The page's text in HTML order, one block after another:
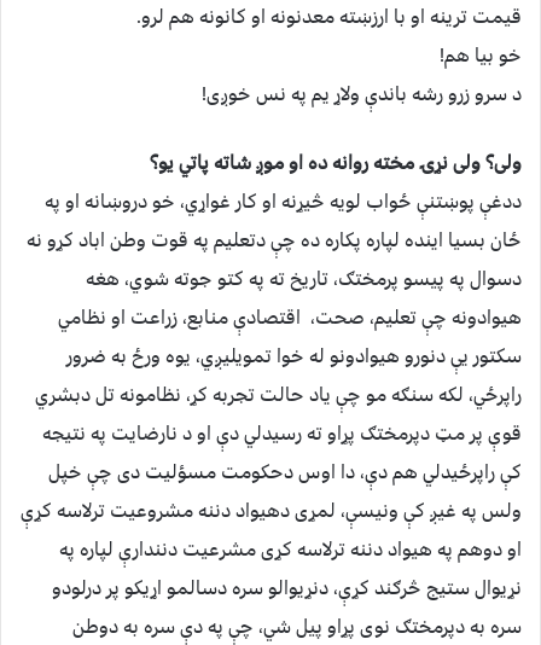
قیمت ترینه او با ارزښته معدنونه او کانونه هم لرو.
خو بیا هم!
د سرو زرو رشه باندې ولاړ یم په نس خوږی!
ولی؟ ولی نړۍ مخته روانه ده او موږ شاته پاتي یو؟
ددغې پوښتنې ځواب لویه څیړنه او کار غواړي، خو دروښانه او په
ځان بسیا اینده لپاره پکاره ده چې دتعلیم په قوت وطن اباد کړو نه
دسوال په پیسو پرمختګ، تاریخ ته په کتو جوته شوي، هغه
هیوادونه چې تعلیم، صحت، اقتصادې منابع، زراعت او نظامي
سکتور یې دنورو هیوادونو له خوا تمویلیږي، یوه ورځ به ضرور
راپرځي، لکه سنګه مو چې یاد حالت تجربه کړ، نظامونه تل دبشري
قوې پر مټ دپرمختګ پړاو ته رسیدلي دې او د نارضایت په نتیجه
کې راپرځیدلي هم دې، دا اوس دحکومت مسؤلیت دی چې خپل
ولس په غیږ کې ونیسې، لمړی دهیواد دننه مشروعیت ترلاسه کړې
او دوهم په هیواد دننه ترلاسه کړی مشرعیت دنندارې لپاره په
نړیوال ستیج څرګند کړې، دنړیوالو سره دسالمو اړیکو پر درلودو
سره به دپرمختګ نوی پړاو پیل شي، چې په دې سره به دوطن